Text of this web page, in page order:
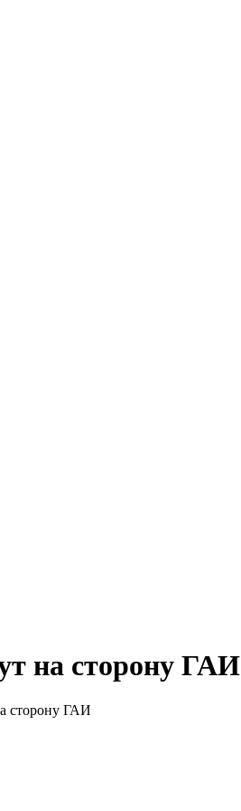
на сторону ГАИ
сторону ГАИ